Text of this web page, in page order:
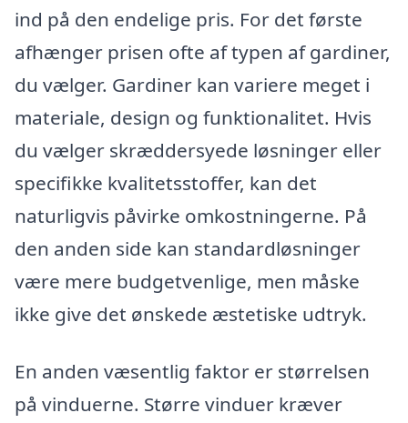
ind på den endelige pris. For det første
afhænger prisen ofte af typen af gardiner,
du vælger. Gardiner kan variere meget i
materiale, design og funktionalitet. Hvis
du vælger skræddersyede løsninger eller
specifikke kvalitetsstoffer, kan det
naturligvis påvirke omkostningerne. På
den anden side kan standardløsninger
være mere budgetvenlige, men måske
ikke give det ønskede æstetiske udtryk.
En anden væsentlig faktor er størrelsen
på vinduerne. Større vinduer kræver